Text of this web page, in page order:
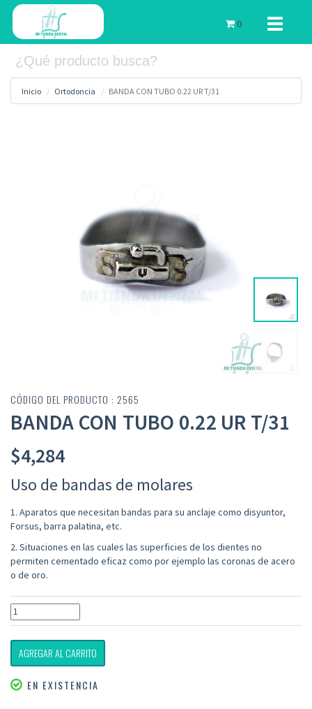
Toggle
0
Inicio Ortodoncia BANDA CON TUBO 0.22 UR T/31
CÓDIGO DEL PRODUCTO : 2565
BANDA CON TUBO 0.22 UR T/31
$4,284
Uso de bandas de molares
1. Aparatos que necesitan bandas para su anclaje como disyuntor,
Forsus, barra palatina, etc.
2. Situaciones en las cuales las superficies de los dientes no
permiten cementado eficaz como por ejemplo las coronas de acero
o de oro.
AGREGAR AL CARRITO
EN EXISTENCIA